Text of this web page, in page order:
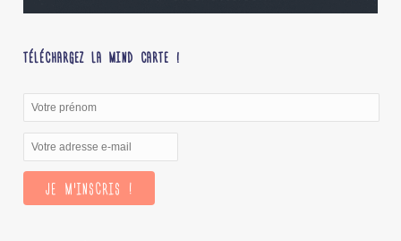
TÉLÉCHARGEZ LA MIND CARTE !